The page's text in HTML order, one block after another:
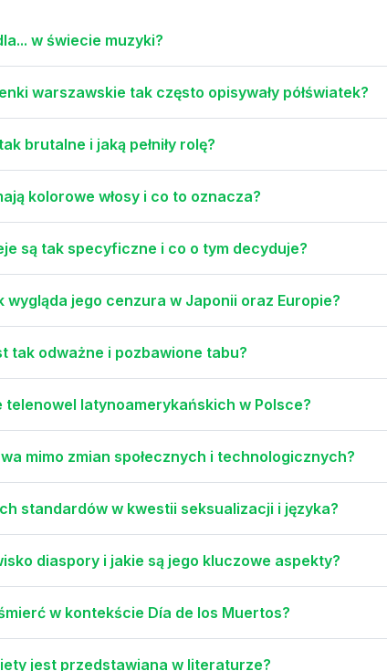
w świecie muzyki?
warszawskie tak często opisywały półświatek?
brutalne i jaką pełniły rolę?
kolorowe włosy i co to oznacza?
są tak specyficzne i co o tym decyduje?
wygląda jego cenzura w Japonii oraz Europie?
tak odważne i pozbawione tabu?
telenowel latynoamerykańskich w Polsce?
mimo zmian społecznych i technologicznych?
standardów w kwestii seksualizacji i języka?
diaspory i jakie są jego kluczowe aspekty?
w kontekście Día de los Muertos?
jest przedstawiana w literaturze?